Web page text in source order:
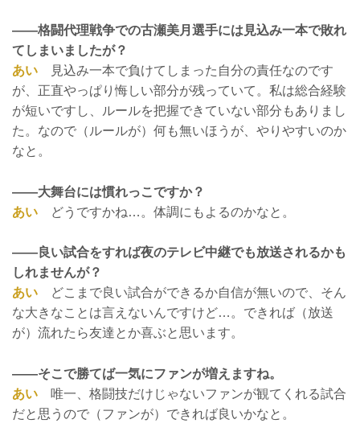
——格闘代理戦争での古瀬美月選手には見込み一本で敗れ
てしまいましたが？
あい 見込み一本で負けてしまった自分の責任なのです
が、正直やっぱり悔しい部分が残っていて。私は総合経験
が短いですし、ルールを把握できていない部分もありまし
た。なので（ルールが）何も無いほうが、やりやすいのか
なと。
——大舞台には慣れっこですか？
あい どうですかね…。体調にもよるのかなと。
——良い試合をすれば夜のテレビ中継でも放送されるかも
しれませんが？
あい どこまで良い試合ができるか自信が無いので、そん
な大きなことは言えないんですけど…。できれば（放送
が）流れたら友達とか喜ぶと思います。
——そこで勝てば一気にファンが増えますね。
あい 唯一、格闘技だけじゃないファンが観てくれる試合
だと思うので（ファンが）できれば良いかなと。